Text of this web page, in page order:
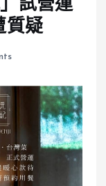
試營運
質疑